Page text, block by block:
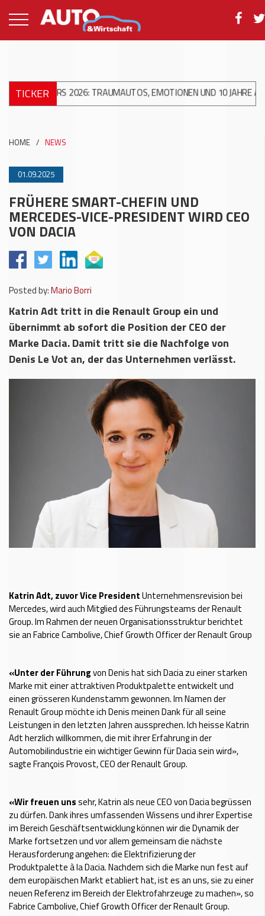
TICKER2026: TRAUMAUTOS, EMOTIONEN UND 10 JAHRE ACW AG
HOME / NEWS
01.09.2025
FRÜHERE SMART-CHEFIN UND
MERCEDES-VICE-PRESIDENT WIRD CEO
VON DACIA
Posted by:Mario Borri
Katrin Adt tritt in die Renault Group ein und
übernimmt ab sofort die Position der CEO der
Marke Dacia. Damit tritt sie die Nachfolge von
Denis Le Vot an, der das Unternehmen verlässt.
Katrin Adt, zuvor Vice PresidentUnternehmensrevision bei
Mercedes, wird auch Mitglied des Führungsteams der Renault
Group. Im Rahmen der neuen Organisationsstruktur berichtet
sie an Fabrice Cambolive, Chief Growth Officer der Renault Group
«Unter der Führungvon Denis hat sich Dacia zu einer starken
Marke mit einer attraktiven Produktpalette entwickelt und
einen grösseren Kundenstamm gewonnen. Im Namen der
Renault Group möchte ich Denis meinen Dank für all seine
Leistungen in den letzten Jahren aussprechen. Ich heisse Katrin
Adt herzlich willkommen, die mit ihrer Erfahrung in der
Automobilindustrie ein wichtiger Gewinn für Dacia sein wird»,
sagte François Provost, CEO der Renault Group.
«Wir freuen unssehr, Katrin als neue CEO von Dacia begrüssen
zu dürfen. Dank ihres umfassenden Wissens und ihrer Expertise
im Bereich Geschäftsentwicklung können wir die Dynamik der
Marke fortsetzen und vor allem gemeinsam die nächste
Herausforderung angehen: die Elektrifizierung der
Produktpalette à la Dacia. Nachdem sich die Marke nun fest auf
dem europäischen Markt etabliert hat, ist es an uns, sie zu einer
neuen Referenz im Bereich der Elektrofahrzeuge zu machen», so
Fabrice Cambolive, Chief Growth Officer der Renault Group.